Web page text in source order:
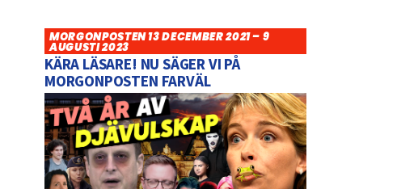
MORGONPOSTEN 13 DECEMBER 2021 – 9
AUGUSTI 2023
KÄRA LÄSARE! NU SÄGER VI PÅ
MORGONPOSTEN FARVÄL